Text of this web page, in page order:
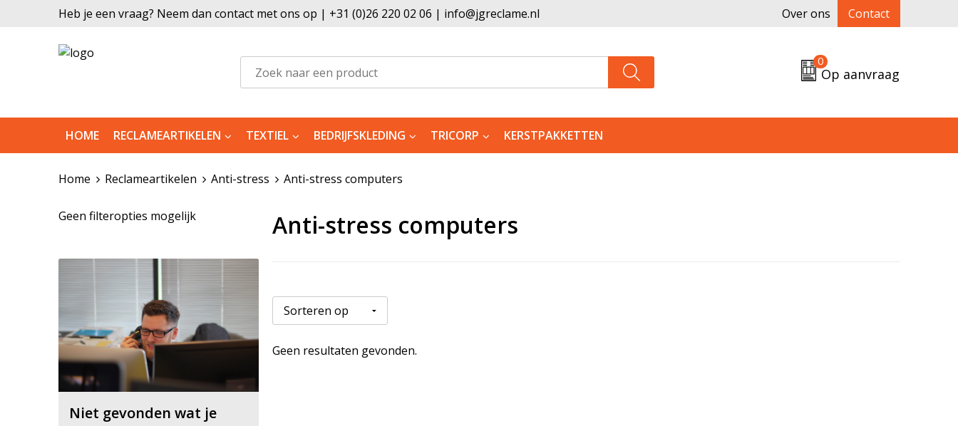
Heb je een vraag? Neem dan contact met ons op | +31 (0)26 220 02 06 | info@jgreclame.nl Over ons Contact
0
Op aanvraag
HOME RECLAMEARTIKELEN TEXTIEL BEDRIJFSKLEDING TRICORP KERSTPAKKETTEN
Home Reclameartikelen Anti-stress Anti-stress computers
Geen filteropties mogelijk
Niet gevonden wat je
Anti-stress computers
Geen resultaten gevonden.